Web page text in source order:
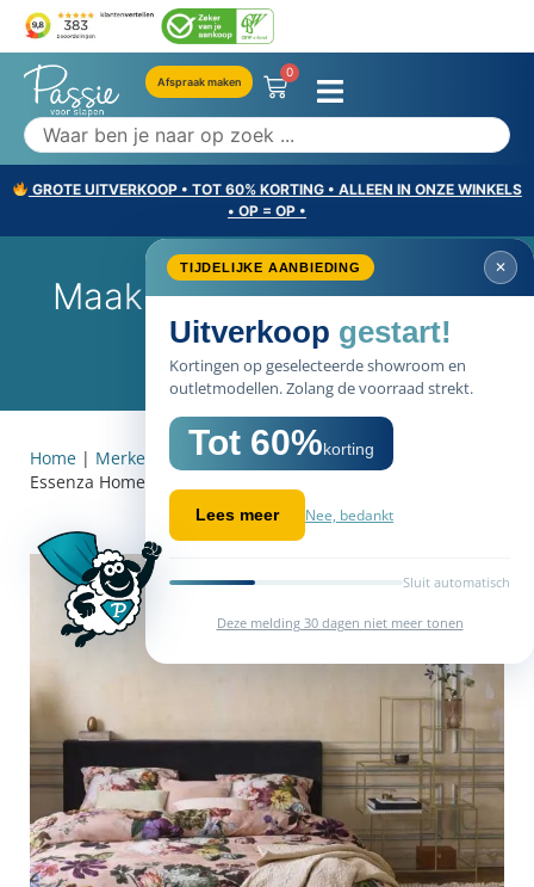
Afspraak maken
0
GROTE UITVERKOOP • TOT 60% KORTING • ALLEEN IN ONZE WINKELS
• OP = OP •
TIJDELIJKE AANBIEDING ✕
Uitverkoop gestart!
Kortingen op geselecteerde showroom en
outletmodellen. Zolang de voorraad strekt.
Tot 60%korting
Lees meer Nee, bedankt
Sluit automatisch
Deze melding 30 dagen niet meer tonen
Maak Kennis Met Essenza
Home
Home | Merken | Slaapkamer meubels|Maak kennis met
Essenza Home